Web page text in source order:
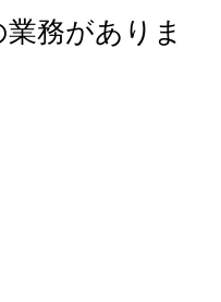
務がありま